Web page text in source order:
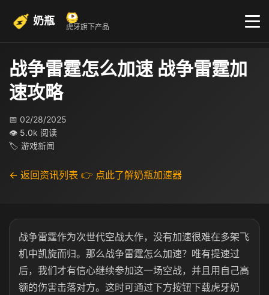
奶瓶 虎牙旗下产品
战争雷霆怎么加速 战争雷霆加
速攻略
📅 02/28/2025
👁 5.0k 阅读
🏷 游戏新闻
← 返回资讯列表 👉 点此了解奶瓶加速器
战争雷霆作为次世代空战大作，没有加速很难在多架飞
机中凯旋而归。那么战争雷霆怎么加速？唯有提速过
后，我们才有信心继续参加这一场空战，并且用自己高
额的伤害击落对方。这时可通过下方按钮下载虎牙奶